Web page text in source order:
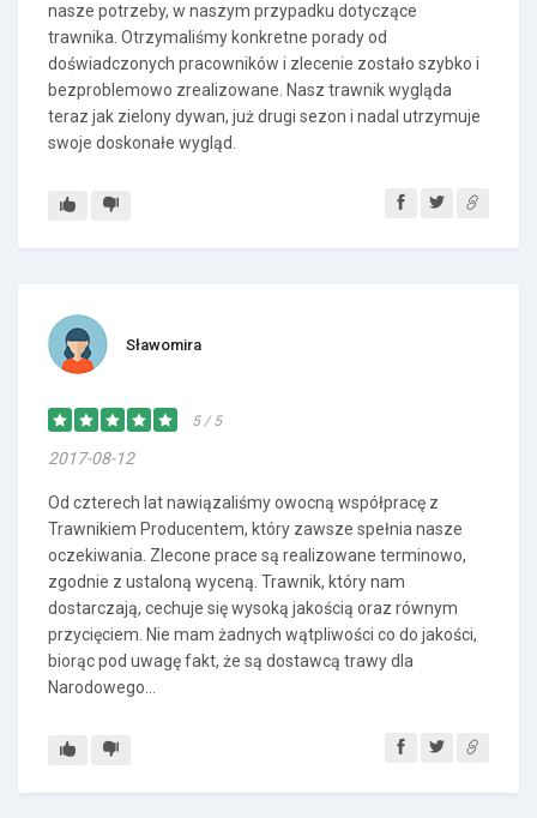
nasze potrzeby, w naszym przypadku dotyczące
trawnika. Otrzymaliśmy konkretne porady od
doświadczonych pracowników i zlecenie zostało szybko i
bezproblemowo zrealizowane. Nasz trawnik wygląda
teraz jak zielony dywan, już drugi sezon i nadal utrzymuje
swoje doskonałe wygląd.
Sławomira
5 / 5
2017-08-12
Od czterech lat nawiązaliśmy owocną współpracę z
Trawnikiem Producentem, który zawsze spełnia nasze
oczekiwania. Zlecone prace są realizowane terminowo,
zgodnie z ustaloną wyceną. Trawnik, który nam
dostarczają, cechuje się wysoką jakością oraz równym
przycięciem. Nie mam żadnych wątpliwości co do jakości,
biorąc pod uwagę fakt, że są dostawcą trawy dla
Narodowego...